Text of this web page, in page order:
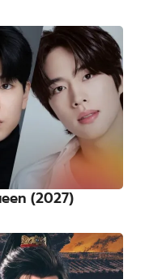
(2027)